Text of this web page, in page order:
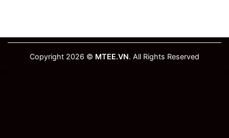
Copyright 2026 © MTEE.VN. All Rights Reserved